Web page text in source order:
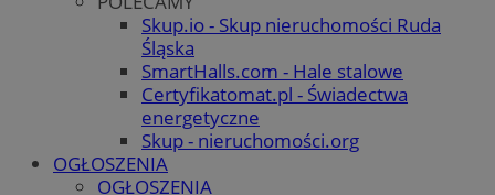
Skup.io - Skup nieruchomości Ruda
Śląska
SmartHalls.com - Hale stalowe
Certyfikatomat.pl - Świadectwa
energetyczne
Skup - nieruchomości.org
OGŁOSZENIA
OGŁOSZENIA